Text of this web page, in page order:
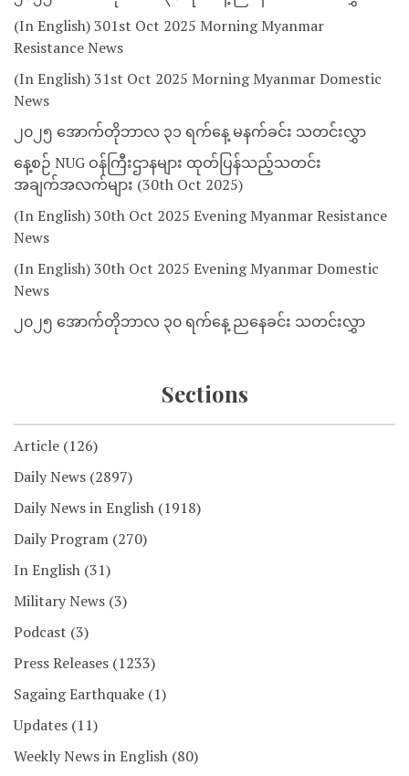
(In English) 301st Oct 2025 Morning Myanmar
Resistance News
(In English) 31st Oct 2025 Morning Myanmar Domestic
News
၂၀၂၅ အောက်တိုဘာလ ၃၁ ရက်နေ့ မနက်ခင်း သတင်းလွှာ
နေ့စဉ် NUG ဝန်ကြီးဌာနများ ထုတ်ပြန်သည့်သတင်း
အချက်အလက်များ (30th Oct 2025)
(In English) 30th Oct 2025 Evening Myanmar Resistance
News
(In English) 30th Oct 2025 Evening Myanmar Domestic
News
၂၀၂၅ အောက်တိုဘာလ ၃၀ ရက်နေ့ ညနေခင်း သတင်းလွှာ
Sections
Article (126)
Daily News (2897)
Daily News in English (1918)
Daily Program (270)
In English (31)
Military News (3)
Podcast (3)
Press Releases (1233)
Sagaing Earthquake (1)
Updates (11)
Weekly News in English (80)